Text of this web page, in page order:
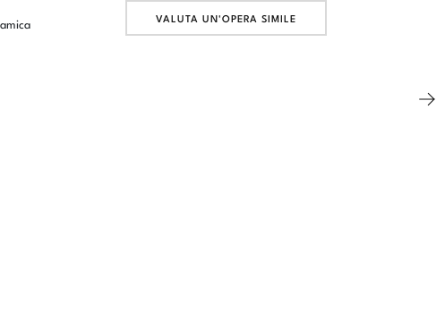
VALUTA UN'OPERA SIMILE